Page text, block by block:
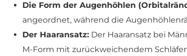
Die Form der Augenhöhlen
angeordnet, während die
Der Haaransatz: Der Haaransatz bei
M-Form mit zurückweichendem